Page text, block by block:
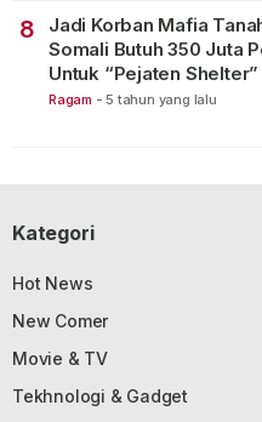
8
Jadi Korban Mafia
Somali Butuh 350 Juta
Untuk “Pejaten Shelter”
Ragam - 5 tahun yang lalu
Kategori
Hot News
New Comer
Movie & TV
Tekhnologi & Gadget